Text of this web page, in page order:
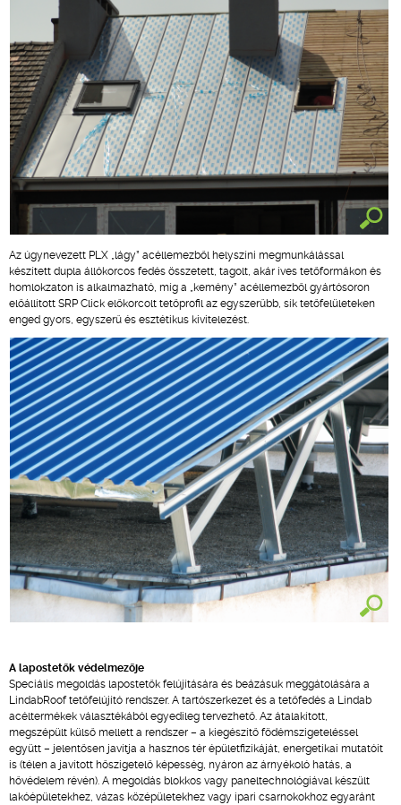
Az úgynevezett PLX „lágy” acéllemezből helyszíni megmunkálással
készített dupla állókorcos fedés összetett, tagolt, akár íves tetőformákon és
homlokzaton is alkalmazható, míg a „kemény” acéllemezből gyártósoron
előállított SRP Click előkorcolt tetőprofil az egyszerűbb, sík tetőfelületeken
enged gyors, egyszerű és esztétikus kivitelezést.
A lapostetők védelmezője
Speciális megoldás lapostetők felújítására és beázásuk meggátolására a
LindabRoof tetőfelújító rendszer. A tartószerkezet és a tetőfedés a Lindab
acéltermékek választékából egyedileg tervezhető. Az átalakított,
megszépült külső mellett a rendszer – a kiegészítő födémszigeteléssel
együtt – jelentősen javítja a hasznos tér épületfizikáját, energetikai mutatóit
is (télen a javított hőszigetelő képesség, nyáron az árnyékoló hatás, a
hővédelem révén). A megoldás blokkos vagy paneltechnológiával készült
lakóépületekhez, vázas középületekhez vagy ipari csarnokokhoz egyaránt